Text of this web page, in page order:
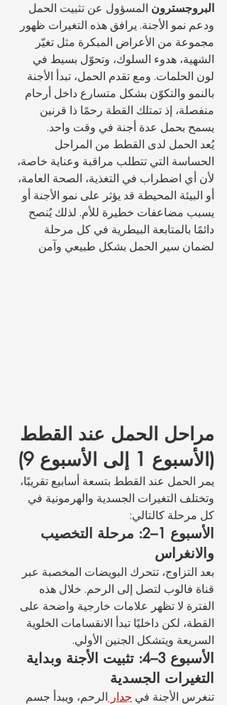
البروجسترون المسؤول عن تثبيت الحمل
ودعم نمو الأجنة. يرافق هذه التغيرات ظهور
مجموعة من الأعراض المبكرة مثل تغيّر
الشهية، هدوء السلوك، وتحوّل بسيط في
لون الحلمات. ومع تقدم الحمل، تبدأ الأجنة
بالنمو والتكوّن بشكل متسارع داخل أرحام
منفصلة، إذ تمتلك القطة رحمًا ذا قرنين
يسمح بحمل عدة أجنة في وقت واحد.
يُعد الحمل لدى القطط من المراحل
الحساسة التي تتطلب مراقبة وعناية خاصة،
لأن أي اضطراب في التغذية، الصحة العامة،
أو البيئة المحيطة قد يؤثر على نمو الأجنة أو
يسبب مضاعفات خطيرة للأم. لذلك يُنصح
دائمًا بالمتابعة البيطرية في كل مرحلة
لضمان سير الحمل بشكل طبيعي وآمن
مراحل الحمل عند القطط
(الأسبوع 1 إلى الأسبوع 9)
يمر الحمل عند القطط بتسعة أسابيع تقريبًا،
وتختلف التغيرات الجسدية والهرمونية في
كل مرحلة كالتالي:
الأسبوع 1–2: مرحلة التخصيب
والانغراس
بعد التزاوج، تتحرك البويضات المخصبة عبر
قناة فالوب لتصل إلى الرحم. خلال هذه
الفترة لا تظهر علامات خارجية واضحة على
القطة، لكن داخليًا تبدأ الانقسامات الخلوية
السريعة ويتشكل الجنين الأولي.
الأسبوع 3–4: تثبيت الأجنة وبداية
التغيرات الجسدية
تنغرس الأجنة في جدار الرحم، ويبدأ جسم